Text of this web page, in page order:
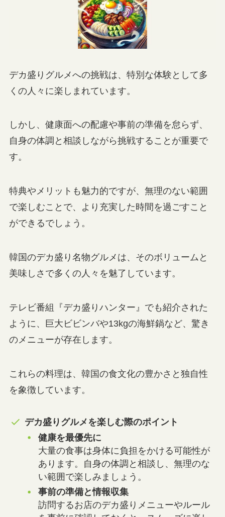
デカ盛りグルメへの挑戦は、特別な体験として多
くの人々に楽しまれています。
しかし、健康面への配慮や事前の準備を怠らず、
自身の体調と相談しながら挑戦することが重要で
す。
特典やメリットも魅力的ですが、無理のない範囲
で楽しむことで、より充実した時間を過ごすこと
ができるでしょう。
韓国のデカ盛り名物グルメは、そのボリュームと
美味しさで多くの人々を魅了しています。
テレビ番組『デカ盛りハンター』でも紹介された
ように、巨大ビビンバや13kgの海鮮鍋など、驚き
のメニューが存在します。
これらの料理は、韓国の食文化の豊かさと独自性
を象徴しています。
デカ盛りグルメを楽しむ際のポイント
健康を最優先に
大量の食事は身体に負担をかける可能性が
あります。自身の体調と相談し、無理のな
い範囲で楽しみましょう。
事前の準備と情報収集
訪問するお店のデカ盛りメニューやルール